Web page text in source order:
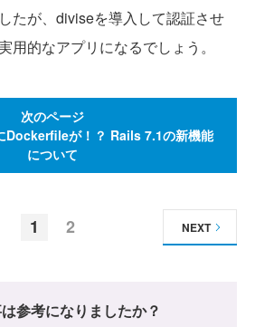
たが、diviseを導入して認証させ
用的なアプリになるでしょう。
次のページ
Dockerfileが！？ Rails 7.1の新機能
について
1 2 NEXT
参考になりましたか？